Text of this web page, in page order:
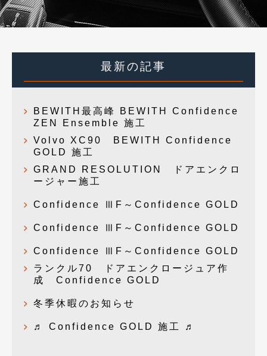
最新の記事
BEWITH最高峰 BEWITH Confidence
ZEN Ensemble 施工
Volvo XC90 BEWITH Confidence
GOLD 施工
GRAND RESOLUTION ドアエンクロ
ージャー施工
Confidence ⅢF～Confidence GOLD
Confidence ⅢF～Confidence GOLD
Confidence ⅢF～Confidence GOLD
ランクル70 ドアエンクロージュア作
成 Confidence GOLD
冬季休暇のお知らせ
♬ Confidence GOLD 施工 ♬